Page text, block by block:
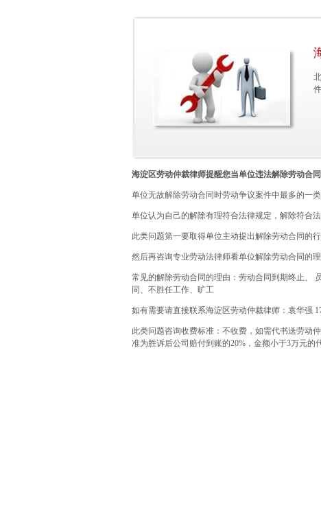
海淀区劳动仲裁律师提醒您当单位违法解除劳动合
单位无故解除劳动合同时劳动争议案件中最多的一
单位认为自己的解除有理符合法律规定，解除符合
此类问题第一要取得单位主动提出解除劳动合同的
然后再咨询专业劳动法律师看单位解除劳动合同的
常见的解除劳动合同的理由：劳动合同到期终止、
同、不胜任工作、旷工
如有需要请直接联系海淀区劳动仲裁律师：袁华强
此类问题咨询收费标准：不收费，如需代书送劳动
准为胜诉后公司赔付到账的20%，金额小于3万元的